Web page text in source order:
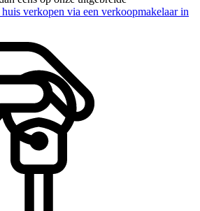
huis verkopen via een verkoopmakelaar in